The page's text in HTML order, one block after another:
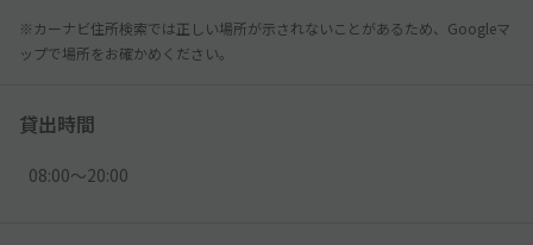
※カーナビ住所検索では正しい場所が示されないことがあるため、Googleマ
ップで場所をお確かめください。
貸出時間
08:00〜20:00